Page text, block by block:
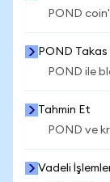
POND
POND Takas
POND ile
Tahmin Et
POND ve
Vadeli